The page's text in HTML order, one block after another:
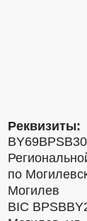
Реквизиты:
по
Могилев
BIC